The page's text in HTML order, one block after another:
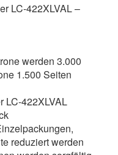
LC-422XLVAL –
werden 3.000
1.500 Seiten
LC-422XLVAL
reduziert werden